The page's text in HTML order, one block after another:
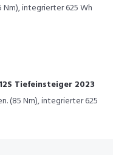
integrierter 625 Wh
Tiefeinsteiger 2023
(85 Nm), integrierter 625